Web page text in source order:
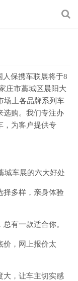
人保携车联展将于8
庄市藁城区晨阳大
场上各品牌系列车
选购。我们专注办
，为客户提供专
城车展的六大好处
择多样，亲身体验
有一款适合你。
价，网上报价太
大，让车主切实感